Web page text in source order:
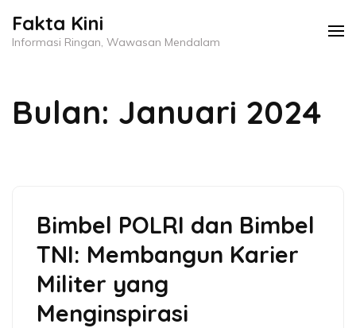
ke
Enter)
Fakta Kini
Informasi Ringan, Wawasan Mendalam
Bulan: Januari 2024
Bimbel POLRI dan Bimbel
TNI: Membangun Karier
Militer yang
Menginspirasi